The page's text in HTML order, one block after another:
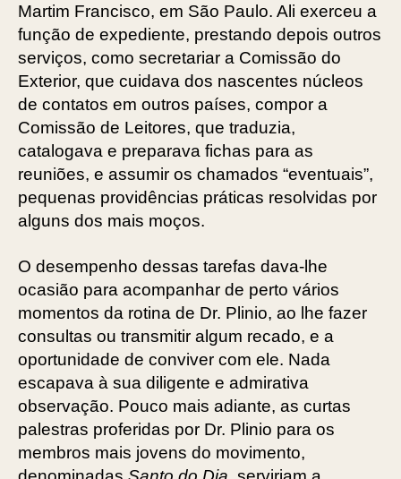
Martim Francisco, em São Paulo. Ali exerceu a
função de expediente, prestando depois outros
serviços, como secretariar a Comissão do
Exterior, que cuidava dos nascentes núcleos
de contatos em outros países, compor a
Comissão de Leitores, que traduzia,
catalogava e preparava fichas para as
reuniões, e assumir os chamados “eventuais”,
pequenas providências práticas resolvidas por
alguns dos mais moços.
O desempenho dessas tarefas dava-lhe
ocasião para acompanhar de perto vários
momentos da rotina de Dr. Plinio, ao lhe fazer
consultas ou transmitir algum recado, e a
oportunidade de conviver com ele. Nada
escapava à sua diligente e admirativa
observação. Pouco mais adiante, as curtas
palestras proferidas por Dr. Plinio para os
membros mais jovens do movimento,